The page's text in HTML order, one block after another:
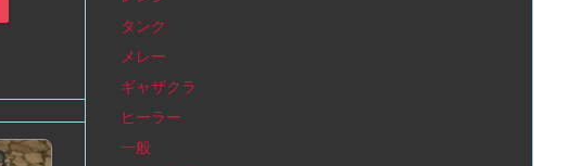
タンク
メレー
ギャザクラ
ヒーラー
一般